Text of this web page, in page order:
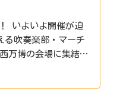
いよいよ開催が迫
る吹奏楽部・マーチ
万博の会場に集結し